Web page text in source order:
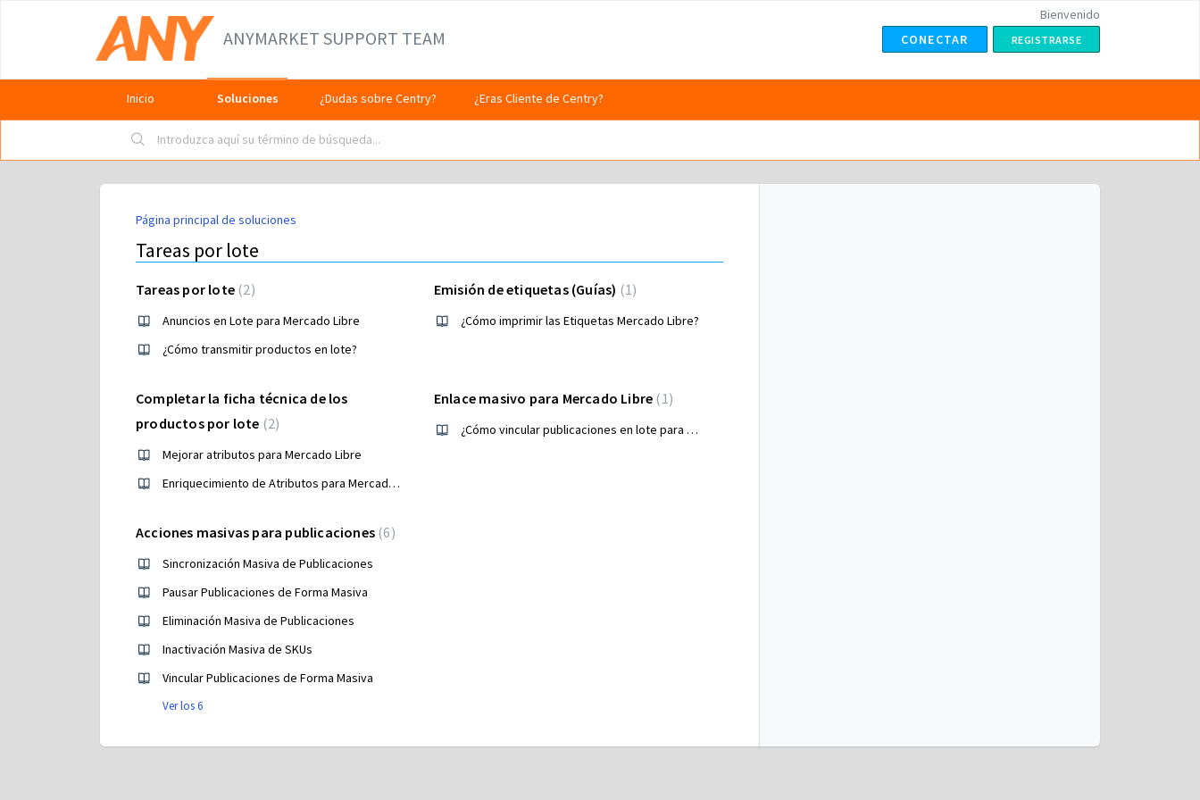
ANYMARKET SUPPORT TEAM
Bienvenido
CONECTAR
REGISTRARSE
Inicio Soluciones ¿Dudas sobre Centry? ¿Eras Cliente de Centry?
Página principal de soluciones
Tareas por lote
Tareas por lote 2
Anuncios en Lote para Mercado Libre
¿Cómo transmitir productos en lote?
Emisión de etiquetas (Guías) 1
¿Cómo imprimir las Etiquetas Mercado Libre?
Completar la ficha técnica de los
productos por lote 2
Mejorar atributos para Mercado Libre
Enriquecimiento de Atributos para Mercado Libre
Enlace masivo para Mercado Libre 1
¿Cómo vincular publicaciones en lote para Mercado Libre?
Acciones masivas para publicaciones 6
Sincronización Masiva de Publicaciones
Pausar Publicaciones de Forma Masiva
Eliminación Masiva de Publicaciones
Inactivación Masiva de SKUs
Vincular Publicaciones de Forma Masiva
Ver los 6